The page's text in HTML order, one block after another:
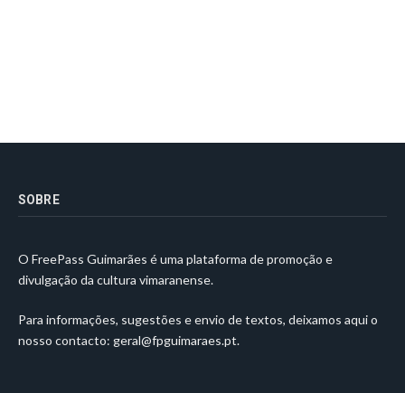
SOBRE
O FreePass Guimarães é uma plataforma de promoção e
divulgação da cultura vimaranense.
Para informações, sugestões e envio de textos, deixamos aqui o
nosso contacto: geral@fpguimaraes.pt.